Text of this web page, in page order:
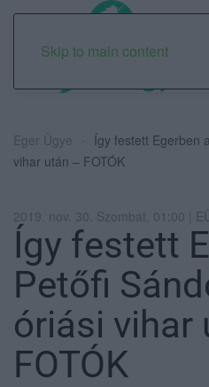
Skip to main content
Eger Ügye
Így festett Egerben
vihar után – FOTÓK
2019. nov. 30. Szombat, 01:00 |
Így festett
Petőfi
óriási vihar
FOTÓK